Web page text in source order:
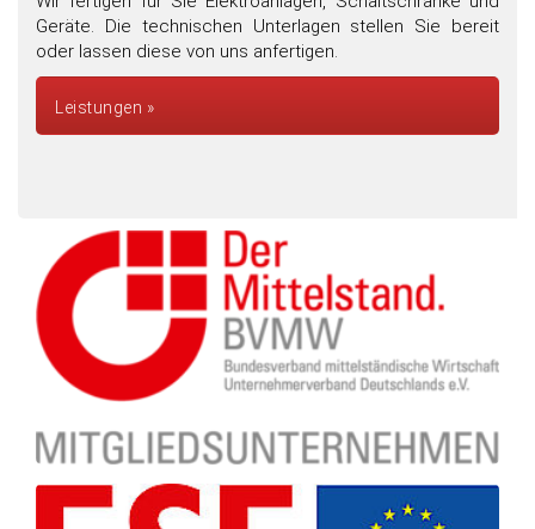
Geräte. Die technischen Unterlagen stellen Sie bereit
oder lassen diese von uns anfertigen.
Leistungen